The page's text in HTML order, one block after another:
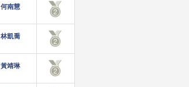
何南慧
林凱喬
黃靖琳